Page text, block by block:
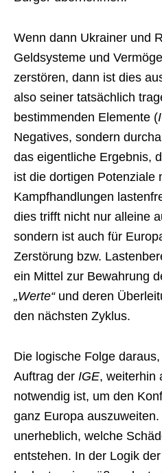
Wenn dann Ukrainer und
Geldsysteme und
zerstören, dann ist dies
also seiner tatsächlich
bestimmenden Elemente (
Negatives, sondern
das eigentliche Ergebnis,
ist die dortigen Potenziale
Kampfhandlungen
dies trifft nicht nur alleine
sondern ist auch für
Zerstörung bzw.
ein Mittel zur Bewahrung
„Werte“und deren
den nächsten Zyklus.
Die logische Folge
Auftrag der IGE, weiterhin
notwendig ist, um den
ganz Europa
unerheblich, welche
entstehen. In der Logik der